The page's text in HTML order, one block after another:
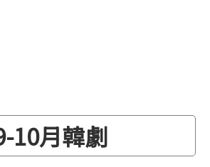
10月韓劇